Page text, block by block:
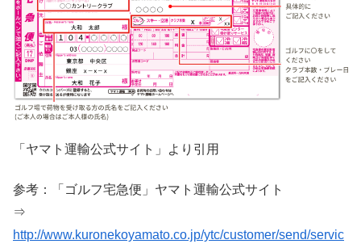
「ヤマト運輸公式サイト」より引用
参考：「ゴルフ宅急便」ヤマト運輸公式サイト
⇒
http://www.kuronekoyamato.co.jp/ytc/customer/send/servic